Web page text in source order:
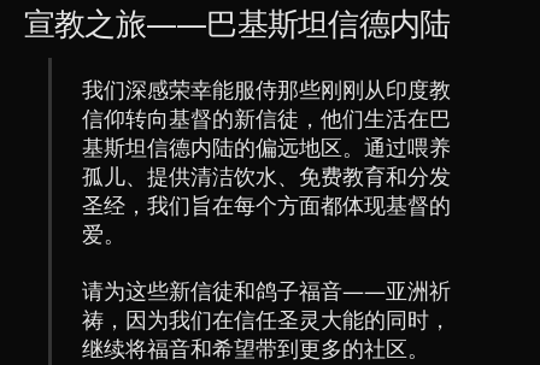
宣教之旅——巴基斯坦信德内陆
我们深感荣幸能服侍那些刚刚从印度教
信仰转向基督的新信徒，他们生活在巴
基斯坦信德内陆的偏远地区。通过喂养
孤儿、提供清洁饮水、免费教育和分发
圣经，我们旨在每个方面都体现基督的
爱。
请为这些新信徒和鸽子福音——亚洲祈
祷，因为我们在信任圣灵大能的同时，
继续将福音和希望带到更多的社区。